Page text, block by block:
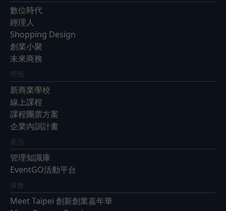
數位時代
經理人
Shopping Design
創業小聚
未來商務
學習
新商業學校
線上課程
課程團票方案
企業內訓計畫
產品
管理知識庫
EventGO活動平台
展會
Meet Taipei 創新創業嘉年華